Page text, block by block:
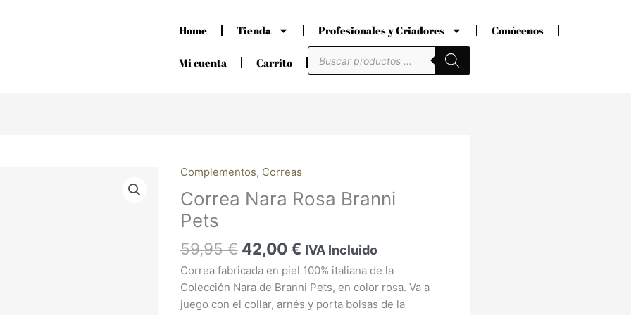
Home Tienda Profesionales y Criadores Conócenos
Mi cuenta Carrito
Búsqueda
de
productos
Complementos, Correas
Correa Nara Rosa Branni
Pets
59,95€
El
precio
original
59,95 €.
42,00€
El
precio
actual
42,00 €.
IVA Incluido
Correa fabricada en piel 100% italiana de la
Colección Nara de Branni Pets, en color rosa. Va a
juego con el collar, arnés y porta bolsas de la
Correa
Nara
Rosa
Branni
Pets
cantidad